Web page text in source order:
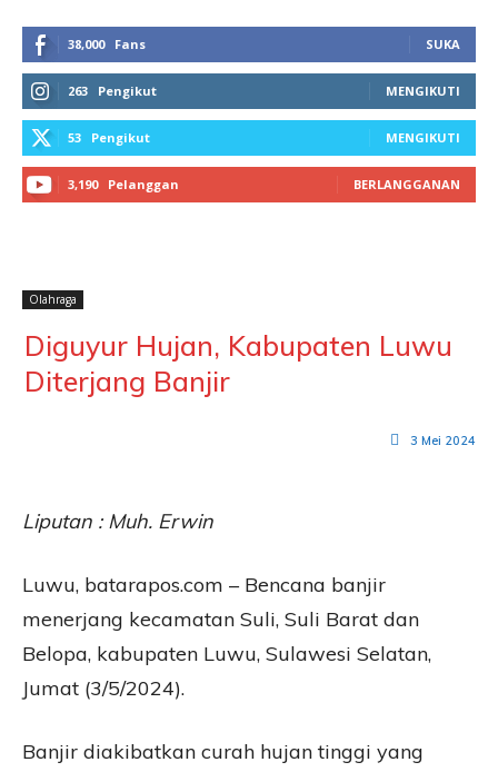
38,000 Fans SUKA
263 Pengikut MENGIKUTI
53 Pengikut MENGIKUTI
3,190 Pelanggan BERLANGGANAN